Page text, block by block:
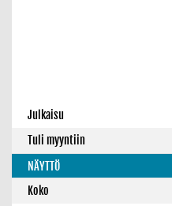
Julkaisu
Tuli myyntiin
NÄYTTÖ
Koko